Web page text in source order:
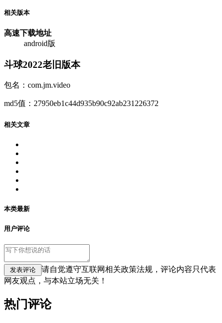
相关版本
高速下载地址
android版
斗球2022老旧版本
包名：com.jm.video
md5值：27950eb1c44d935b90c92ab231226372
相关文章
本类最新
用户评论
请自觉遵守互联网相关政策法规，评论内容只代表
网友观点，与本站立场无关！
热门评论